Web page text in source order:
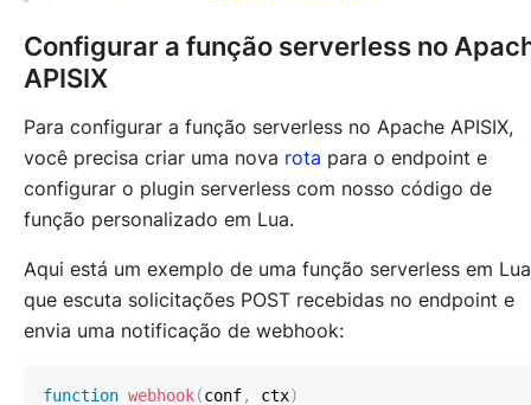
Configurar a função serverless no
APISIX
Para configurar a função serverless no Apache APISIX,
você precisa criar uma nova rota para o endpoint e
configurar o plugin serverless com nosso código de
função personalizado em Lua.
Aqui está um exemplo de uma função serverless em Lua
que escuta solicitações POST recebidas no endpoint e
envia uma notificação de webhook:
function webhook(conf, ctx)